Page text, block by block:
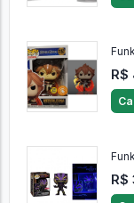
R$
R$